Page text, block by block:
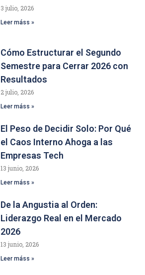
3 julio, 2026
Leer máss »
Cómo Estructurar el Segundo
Semestre para Cerrar 2026 con
Resultados
2 julio, 2026
Leer máss »
El Peso de Decidir Solo: Por Qué
el Caos Interno Ahoga a las
Empresas Tech
13 junio, 2026
Leer máss »
De la Angustia al Orden:
Liderazgo Real en el Mercado
2026
13 junio, 2026
Leer máss »